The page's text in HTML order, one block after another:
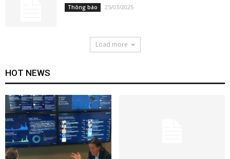
Thông báo 25/03/2025
Load more
HOT NEWS